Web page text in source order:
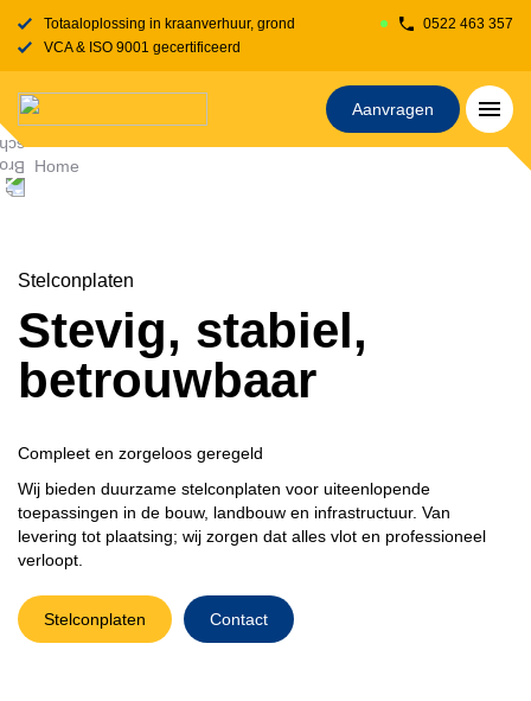
Totaaloplossing in kraanverhuur, grondverzet, transport, rijplaten en
VCA & ISO 9001 gecertificeerd
0522 463 357
Aanvragen
Home
Stelconplaten
Stevig, stabiel,
betrouwbaar
Compleet en zorgeloos geregeld
Wij bieden duurzame stelconplaten voor uiteenlopende
toepassingen in de bouw, landbouw en infrastructuur. Van
levering tot plaatsing; wij zorgen dat alles vlot en professioneel
verloopt.
Stelconplaten Contact